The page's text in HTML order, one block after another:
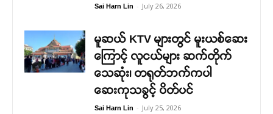
Sai Harn Lin - July 26, 2026
မူဆယ် KTV များတွင် မူးယစ်ဆေး
ကြောင့် လူငယ်များ ဆက်တိုက်
သေဆုံး၊ တရုတ်ဘက်ကပါ
ဆေးကုသခွင့် ပိတ်ပင်
Sai Harn Lin - July 25, 2026